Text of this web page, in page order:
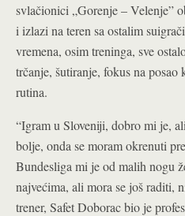
svlačionici „Gorenje – Velenje”
i izlazi na teren sa ostalim
vremena, osim treninga, sve
trčanje, šutiranje, fokus na
rutina.
“Igram u Sloveniji, dobro mi je,
bolje, onda se moram okrenuti
Bundesliga mi je od malih nogu
najvećima, ali mora se još raditi,
trener, Safet Doborac bio je